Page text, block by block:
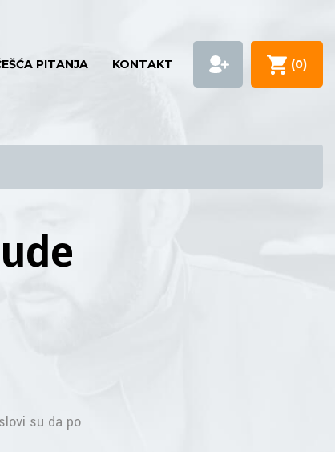
PITANJA KONTAKT (0)
su da po